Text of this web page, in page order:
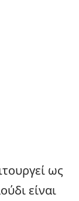
ως
είναι